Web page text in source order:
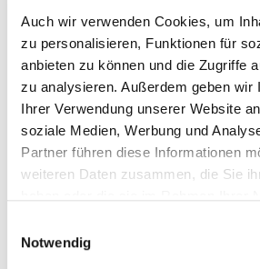
Auch wir verwenden Cookies, um
zu personalisieren, Funktionen für
anbieten zu können und die Zugriffe
zu analysieren. Außerdem geben wir
Ihrer Verwendung unserer Website
soziale Medien, Werbung und
Partner führen diese Informationen
weiteren Daten zusammen, die Sie
Notwendig
verstellbar auf "normal"
sehr massive Qualität
flexible Anschlussschläuche
separater, getrennt
gefiltertes Trinkwasser
getrennt regelbar per Stück
top-modernes Design